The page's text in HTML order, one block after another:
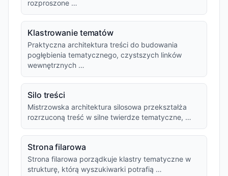
rozproszone …
Klastrowanie tematów
Praktyczna architektura treści do budowania
pogłębienia tematycznego, czystszych linków
wewnętrznych …
Silo treści
Mistrzowska architektura silosowa przekształża
rozrzuconą treść w silne twierdze tematyczne, …
Strona filarowa
Strona filarowa porządkuje klastry tematyczne w
strukturę, którą wyszukiwarki potrafią …